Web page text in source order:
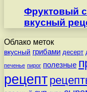
Фруктовый
вкусный
Облако меток
вкусный грибами десерт
печенье пирог полезные
рецепт